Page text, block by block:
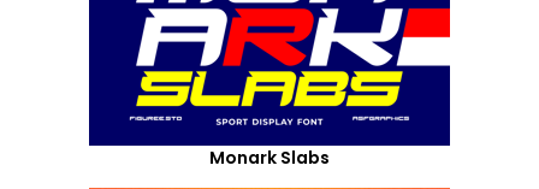
Monark Slabs